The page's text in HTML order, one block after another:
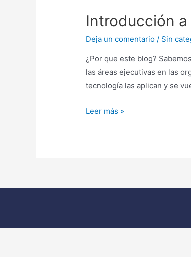
Introducción
Deja un comentario / Sin
¿Por que este blog?
las áreas ejecutivas en las
tecnología las aplican y se
Leer más »